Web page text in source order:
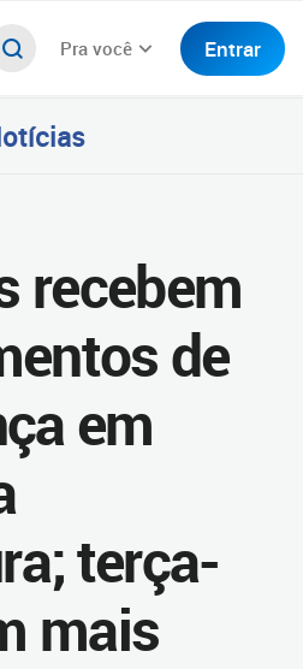
Pra você Entrar
recebem
de
em
terça-
mais